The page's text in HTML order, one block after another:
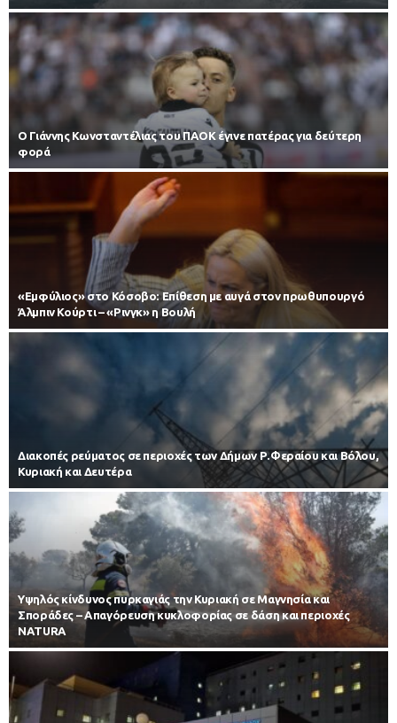
Ο Γιάννης Κωνσταντέλιας του ΠΑΟΚ έγινε πατέρας για δεύτερη
φορά
«Εμφύλιος» στο Κόσοβο: Επίθεση με αυγά στον πρωθυπουργό
Άλμπιν Κούρτι – «Ρινγκ» η Βουλή
Διακοπές ρεύματος σε περιοχές των Δήμων Ρ.Φεραίου και Βόλου,
Κυριακή και Δευτέρα
Υψηλός κίνδυνος πυρκαγιάς την Κυριακή σε Μαγνησία και
Σποράδες – Απαγόρευση κυκλοφορίας σε δάση και περιοχές
NATURA